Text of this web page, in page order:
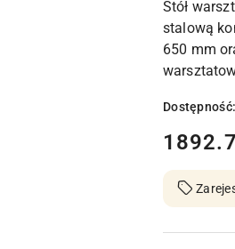
Stół
stalową
650 mm
Dostępność:
cena: